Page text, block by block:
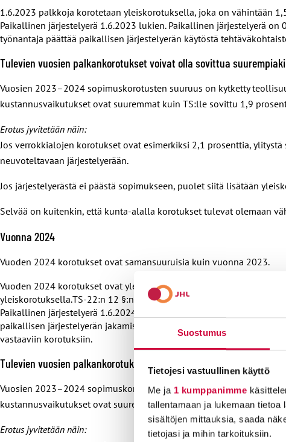
Suostumus
Tietojesi vastuullinen käyttö
Me ja 1 kumppanimme
tallentamaan ja lukemaan
sisältöjen mittauksia, saada
tietojasi ja mihin tarkoituksiin.
1.6.2023 palkkoja korotetaan yleiskorotuksella, joka on vähintään
Paikallinen järjestelyerä 1.6.2023 lukien. Paikallinen järjestelyerä
työnantaja päättää paikallisen järjestelyerän käytöstä
Tulevien vuosien palkankorotukset voivat olla sovittua
Vuosien 2023–2024 sopimuskorotusten suuruus on kytketty
kustannusvaikutukset ovat suuremmat kuin TS:lle sovittu 1,9
Erotus jyvitetään näin:
Jos verrokkialojen korotukset ovat esimerkiksi 2,1 prosenttia,
neuvoteltavaan järjestelyerään.
Jos järjestelyerästä ei päästä sopimukseen, puolet siitä lisätään
Selvää on kuitenkin, että kunta-alalla korotukset tulevat olemaan
Vuonna 2024
Vuoden 2024 korotukset ovat samansuuruisia kuin vuonna 2023.
Vuoden 2024 korotukset ovat yleiskorotus 1.6.2024 lukien.
yleiskorotuksella.TS-22:n 12 §:n mukaista henkilökohtaista lisää ja
Paikallinen järjestelyerä 1.6.2024 lukien. Paikallinen järjestelyerä
paikallisen järjestelyerän jakamisesta ei päästä yksimielisyyteen,
vastaaviin korotuksiin.
Tulevien vuosien palkankorotukset voivat olla sovittua suurempiakin
Vuosien 2023–2024 sopimuskorotusten suuruus on kytketty
kustannusvaikutukset ovat suuremmat kuin TS:lle sovittu 1,9
Erotus jyvitetään näin: